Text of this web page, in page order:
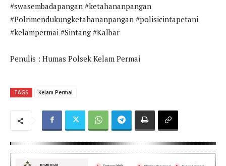
#swasembadapangan #ketahananpangan
#Polrimendukungketahananpangan #polisicintapetani
#kelampermai #Sintang #Kalbar
Penulis : Humas Polsek Kelam Permai
TAGS Kelam Permai